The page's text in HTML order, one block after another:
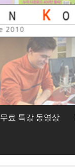
무료 특강 동영상